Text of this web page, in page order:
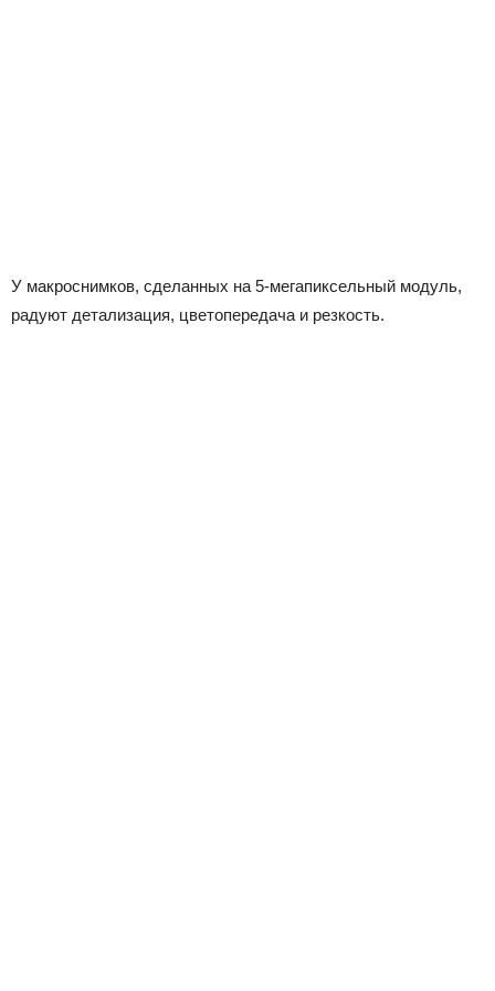
У макроснимков, сделанных на 5-мегапиксельный модуль,
радуют детализация, цветопередача и резкость.